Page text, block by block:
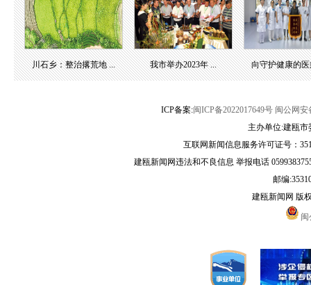
川石乡：整治撂荒地 ... 我市举办2023年 ... 向守护健康的医
ICP备案:闽ICP备2022017649号 闽公网安
主办单位:建瓯
互联网新闻信息服务许可证号：
建瓯新闻网违法和不良信息 举报电话
邮编
建瓯新闻网 版
闽